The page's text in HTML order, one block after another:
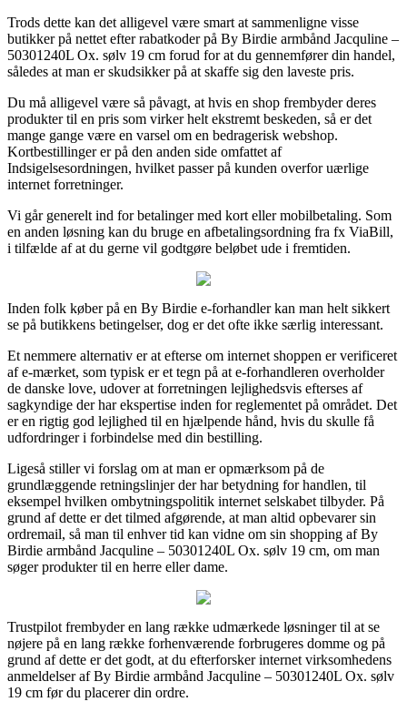
Trods dette kan det alligevel være smart at sammenligne visse
butikker på nettet efter rabatkoder på By Birdie armbånd Jacquline –
50301240L Ox. sølv 19 cm forud for at du gennemfører din handel,
således at man er skudsikker på at skaffe sig den laveste pris.
Du må alligevel være så påvagt, at hvis en shop frembyder deres
produkter til en pris som virker helt ekstremt beskeden, så er det
mange gange være en varsel om en bedragerisk webshop.
Kortbestillinger er på den anden side omfattet af
Indsigelsesordningen, hvilket passer på kunden overfor uærlige
internet forretninger.
Vi går generelt ind for betalinger med kort eller mobilbetaling. Som
en anden løsning kan du bruge en afbetalingsordning fra fx ViaBill,
i tilfælde af at du gerne vil godtgøre beløbet ude i fremtiden.
Inden folk køber på en By Birdie e-forhandler kan man helt sikkert
se på butikkens betingelser, dog er det ofte ikke særlig interessant.
Et nemmere alternativ er at efterse om internet shoppen er verificeret
af e-mærket, som typisk er et tegn på at e-forhandleren overholder
de danske love, udover at forretningen lejlighedsvis efterses af
sagkyndige der har ekspertise inden for reglementet på området. Det
er en rigtig god lejlighed til en hjælpende hånd, hvis du skulle få
udfordringer i forbindelse med din bestilling.
Ligeså stiller vi forslag om at man er opmærksom på de
grundlæggende retningslinjer der har betydning for handlen, til
eksempel hvilken ombytningspolitik internet selskabet tilbyder. På
grund af dette er det tilmed afgørende, at man altid opbevarer sin
ordremail, så man til enhver tid kan vidne om sin shopping af By
Birdie armbånd Jacquline – 50301240L Ox. sølv 19 cm, om man
søger produkter til en herre eller dame.
Trustpilot frembyder en lang række udmærkede løsninger til at se
nøjere på en lang række forhenværende forbrugeres domme og på
grund af dette er det godt, at du efterforsker internet virksomhedens
anmeldelser af By Birdie armbånd Jacquline – 50301240L Ox. sølv
19 cm før du placerer din ordre.